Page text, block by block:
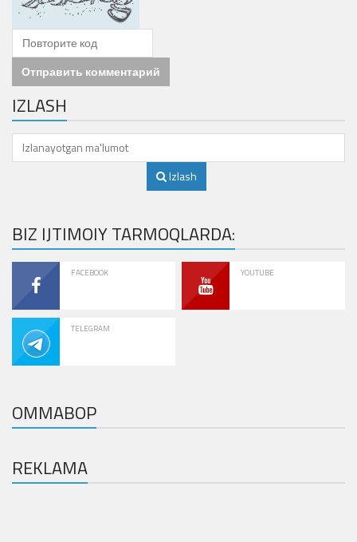
Отправить комментарий
IZLASH
Izlash
BIZ IJTIMOIY TARMOQLARDA:
FACEBOOK YOUTUBE
TELEGRAM
OMMABOP
REKLAMA